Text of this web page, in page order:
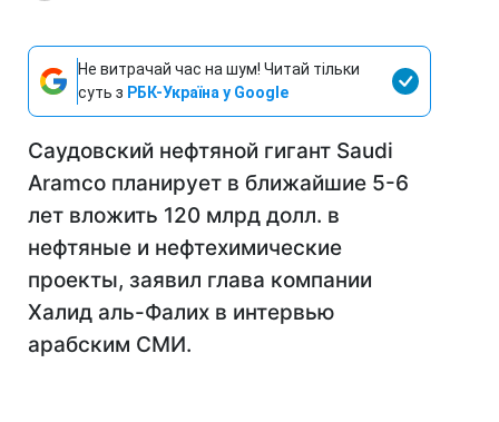
Не витрачай час на шум! Читай тільки
суть з РБК-Україна у Google
Саудовский нефтяной гигант Saudi
Aramco планирует в ближайшие 5-6
лет вложить 120 млрд долл. в
нефтяные и нефтехимические
проекты, заявил глава компании
Халид аль-Фалих в интервью
арабским СМИ.